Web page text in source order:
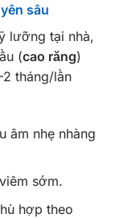
sâu
lưỡng tại nhà,
(cao răng)
tháng/lần
âm nhẹ nhàng
sớm.
hợp theo